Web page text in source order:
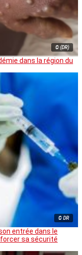
© (DR)
dans la région du
© DR
entrée dans le
sa sécurité